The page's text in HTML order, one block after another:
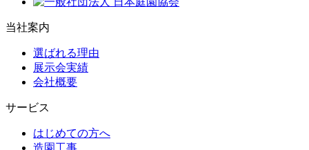
当社案内
選ばれる理由
展示会実績
会社概要
サービス
はじめての方へ